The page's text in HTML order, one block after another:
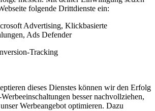
folgende Drittdienste ein:
Advertising, Klickbasierte
Ads Defender
Tracking
dieses Dienstes können wir den Erfolg
besser nachvollziehen,
Werbeangebot optimieren. Dazu